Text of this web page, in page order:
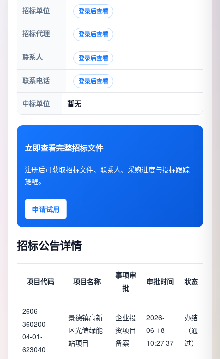
招标单位 登录后查看
招标代理 登录后查看
联系人 登录后查看
联系电话 登录后查看
中标单位 暂无
立即查看完整招标文件
注册后可获取招标文件、联系人、采购进度与投标跟踪
提醒。
申请试用
招标公告详情
项目代码 项目名称
事项审
批
审批时间 状态
2606-
360200-
04-01-
623040
景德镇高新
区光储绿能
站项目
企业投
资项目
备案
2026-
06-18
10:27:37
办结
（通
过）